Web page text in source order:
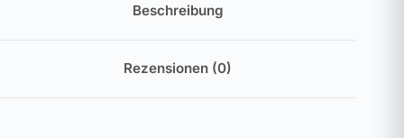
Beschreibung
Rezensionen (0)